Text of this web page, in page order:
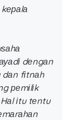
kераlа
dеngаn
dаn fіtnаh
реmіlіk
іtu tеntu